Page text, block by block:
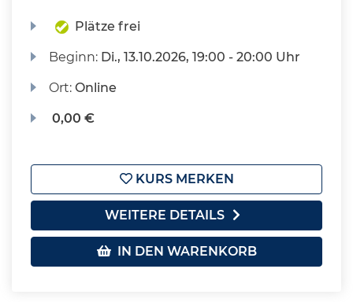
Plätze frei
Beginn: Di., 13.10.2026, 19:00 - 20:00 Uhr
Ort:Online
0,00 €
KURS MERKEN
WEITERE DETAILS
IN DEN WARENKORB